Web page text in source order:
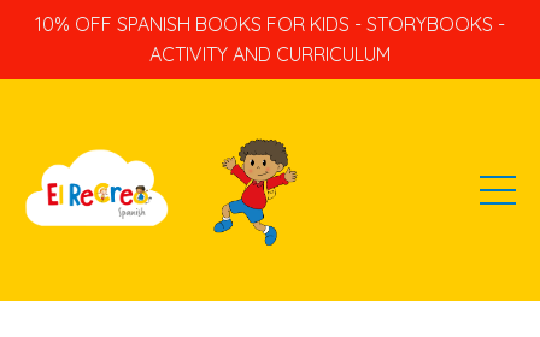
10% OFF SPANISH BOOKS FOR KIDS - STORYBOOKS -
ACTIVITY AND CURRICULUM